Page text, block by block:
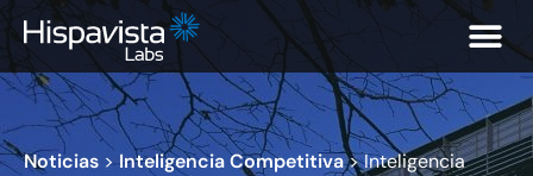
Noticias >Inteligencia Competitiva>Inteligencia